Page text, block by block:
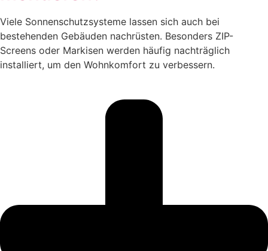
Viele Sonnenschutzsysteme lassen sich auch bei
bestehenden Gebäuden nachrüsten. Besonders ZIP-
Screens oder Markisen werden häufig nachträglich
installiert, um den Wohnkomfort zu verbessern.